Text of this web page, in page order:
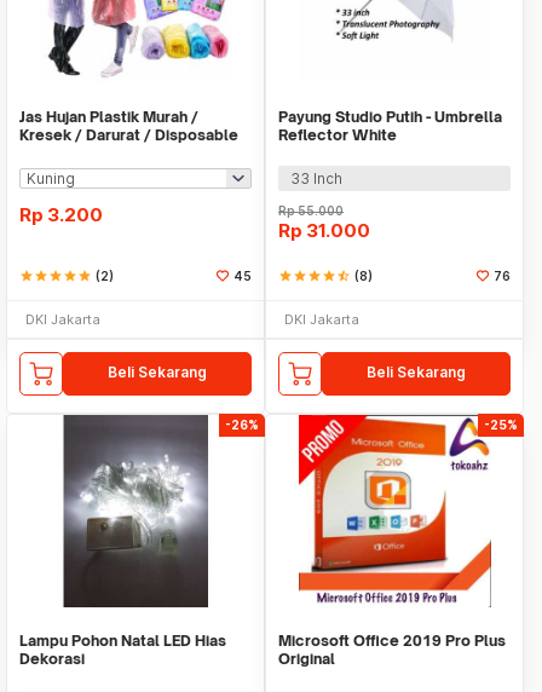
Jas Hujan Plastik Murah /
Kresek / Darurat / Disposable
Rp 3.200
starstarstarstarstar (2) 45
DKI Jakarta
Beli Sekarang
Payung Studio Putih - Umbrella
Reflector White
33 Inch
Rp55.000
Rp 31.000
starstarstarstarstar_half (8) 76
DKI Jakarta
Beli Sekarang
-26%
Lampu Pohon Natal LED Hias
Dekorasi
-25%
Microsoft Office 2019 Pro Plus
Original